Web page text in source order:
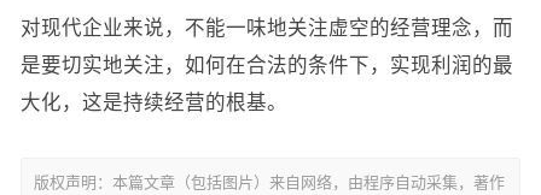
对现代企业来说，不能一味地关注虚空的经营理念，而
是要切实地关注，如何在合法的条件下，实现利润的最
大化，这是持续经营的根基。
版权声明：本篇文章（包括图片）来自网络，由程序自动采集，著作